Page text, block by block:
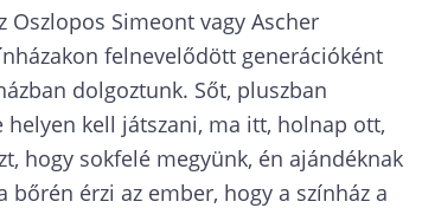
Simeont vagy Ascher
felnevelődött generációként
dolgoztunk. Sőt, pluszban
kell játszani, ma itt, holnap ott,
hogy sokfelé megyünk, én ajándéknak
bőrén érzi az ember, hogy a színház a